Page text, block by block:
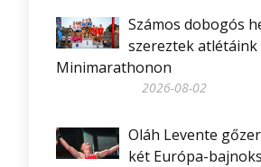
Számos dobogós
szereztek atlétáink
Minimarathonon
2026-08-02
Oláh Levente
két Európa-